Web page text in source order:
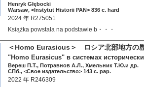
Henryk Głębocki
Warsaw, <Instytut Historii PAN> 836 c. hard
2024 年 R275051
Książka powstała na podstawie b・・・
＜Homo Eurasicus＞ ロシア北部地方の
"Homo Eurasicus" в системах
Вереш П.Т., Потравнов А.Л., Хмельник Т.Ю.и др.
СПб., <Свое издательство> 143 c. pap.
2022 年 R246309